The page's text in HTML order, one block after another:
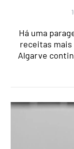
Há uma
receitas mais
Algarve